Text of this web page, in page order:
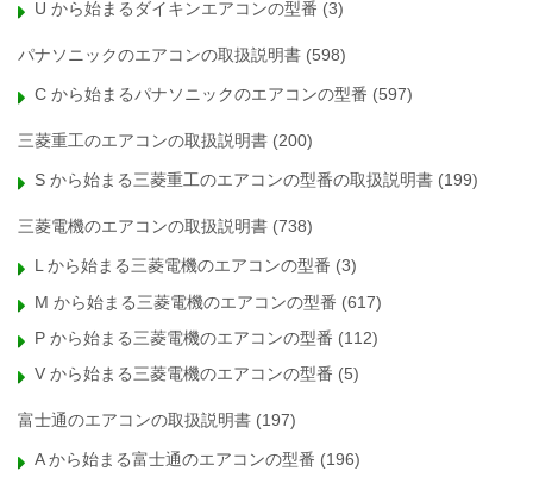
U から始まるダイキンエアコンの型番 (3)
パナソニックのエアコンの取扱説明書 (598)
C から始まるパナソニックのエアコンの型番 (597)
三菱重工のエアコンの取扱説明書 (200)
S から始まる三菱重工のエアコンの型番の取扱説明書 (199)
三菱電機のエアコンの取扱説明書 (738)
L から始まる三菱電機のエアコンの型番 (3)
M から始まる三菱電機のエアコンの型番 (617)
P から始まる三菱電機のエアコンの型番 (112)
V から始まる三菱電機のエアコンの型番 (5)
富士通のエアコンの取扱説明書 (197)
A から始まる富士通のエアコンの型番 (196)